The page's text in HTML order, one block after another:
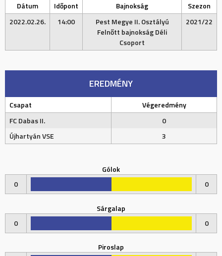
Dátum Időpont Bajnokság
Szezon
2022.02.26.
14:00
Pest Megye II. Osztályú
Felnőtt bajnokság Déli
Csoport
2021/22
EREDMÉNY
Csapat
Végeredmény
FC Dabas II.
0
Újhartyán VSE
3
Gólok
0
0
Sárgalap
0
0
Piroslap